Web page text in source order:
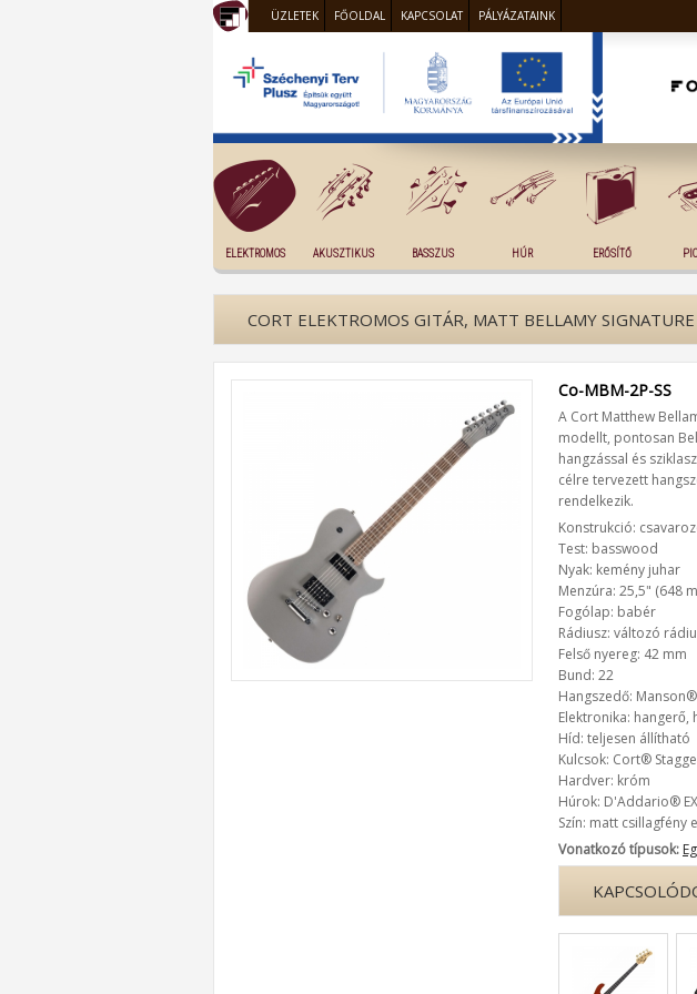
ÜZLETEK FŐOLDAL KAPCSOLAT PÁLYÁZATAINK
ELEKTROMOS AKUSZTIKUS BASSZUS HÚR ERŐSÍTŐ
CORT ELEKTROMOS GITÁR, MATT BELLAMY
Co-MBM-2P-SS
A Cort Matthew
modellt, pontosan
hangzással és
célre tervezett
rendelkezik.
Konstrukció:
Test: basswood
Nyak: kemény juhar
Menzúra: 25,5" (648
Fogólap: babér
Rádiusz: változó
Felső nyereg: 42 mm
Bund: 22
Hangszedő:
Elektronika:
Híd: teljesen állítható
Kulcsok: Cort®
Hardver: króm
Húrok: D'Addario®
Szín: matt csillagfény
Vonatkozó típusok: